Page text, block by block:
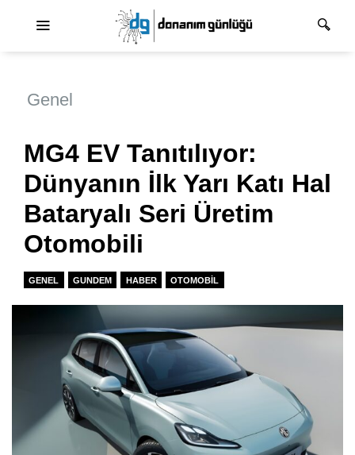
Genel
MG4 EV Tanıtılıyor:
Dünyanın İlk Yarı Katı Hal
Bataryalı Seri Üretim
Otomobili
GENEL GUNDEM HABER OTOMOBIL